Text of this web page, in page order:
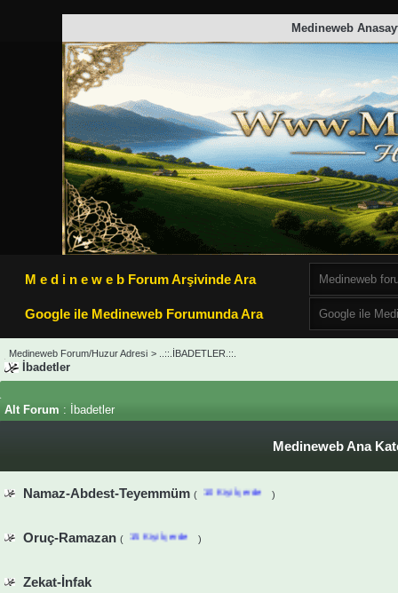
Medineweb
M e d i n e w e b Forum Arşivinde Ara
Google ile Medineweb Forumunda Ara
Medineweb Forum/Huzur Adresi > ..::.İBADETLER.::.
İbadetler
Alt Forum : İbadetler
Medineweb Ana
Namaz-Abdest-Teyemmüm ( 10 Kişi İçerde )
Oruç-Ramazan ( 15 Kişi İçerde )
Zekat-İnfak